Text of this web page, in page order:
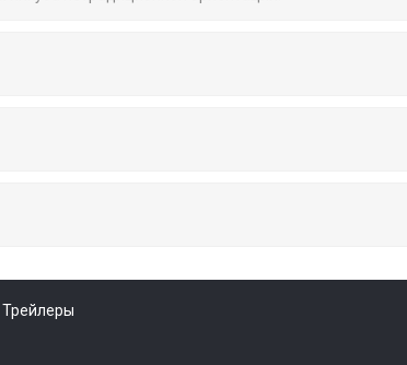
Трейлеры